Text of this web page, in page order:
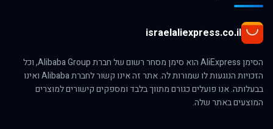
israelaliexpress.co.il
הסימן AliExpress הוא סימן מסחר רשום של חברת Alibaba Group, וכל
הזכויות הנוגעות לו שמורות לה. אתר זה אינו קשור לחברת Alibaba ואינו
בבעלותה. אנו פועלים כגורם מתווך בלבד ומספקים קישורים למוצרים
המוצעים באתר שלה.